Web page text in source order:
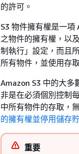
的許可。
S3 物件擁有權是一
之物件的擁有權，以
制執行」設定，而且
所有物件，並使用存
Amazon S3 中的大多
非是在必須個別控制
中所有物件的存取，
的擁有權並停用儲存
重要